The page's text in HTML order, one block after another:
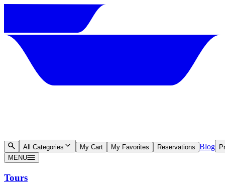
All Categories My Cart My Favorites Reservations Blog
MENU
Tours